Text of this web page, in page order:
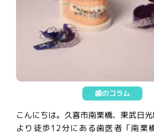
歯のコラム
こんにちは。久喜市南栗橋、東武日光
より徒歩12分にある歯医者「南栗